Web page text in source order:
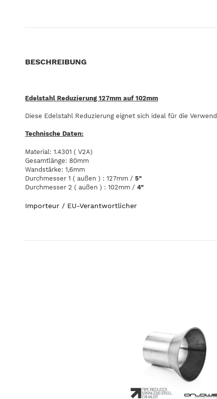
BESCHREIBUNG
Edelstahl Reduzierung 127mm auf 102mm
Diese Edelstahl Reduzierung eignet sich ideal für die
Technische Daten:
Material: 1.4301 ( V2A)
Gesamtlänge: 80mm
Wandstärke: 1,6mm
Durchmesser 1 ( außen ) : 127mm / 5"
Durchmesser 2 ( außen ) : 102mm / 4"
Importeur / EU-Verantwortlicher